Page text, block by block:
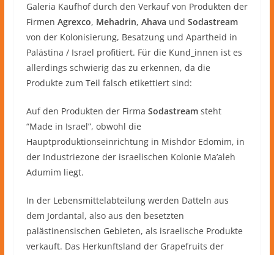
Galeria Kaufhof durch den Verkauf von Produkten der
Firmen Agrexco, Mehadrin, Ahava und Sodastream
von der Kolonisierung, Besatzung und Apartheid in
Palästina / Israel profitiert. Für die Kund_innen ist es
allerdings schwierig das zu erkennen, da die
Produkte zum Teil falsch etikettiert sind:
Auf den Produkten der Firma Sodastreamsteht
“Made in Israel”, obwohl die
Hauptproduktionseinrichtung in Mishdor Edomim, in
der Industriezone der israelischen Kolonie Ma’aleh
Adumim liegt.
In der Lebensmittelabteilung werden Datteln aus
dem Jordantal, also aus den besetzten
palästinensischen Gebieten, als israelische Produkte
verkauft. Das Herkunftsland der Grapefruits der